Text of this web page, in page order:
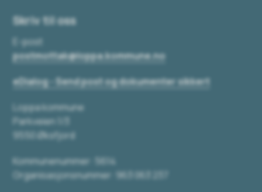
Skriv til oss
E-post
postmottak@loppa.kommune.no
eDialog - Send post og dokumenter sikkert
Loppa kommune
Parkveien 1/3
9550 Øksfjord
Kommunenummer: 5614
Organisasjonsnummer: 963 063 237